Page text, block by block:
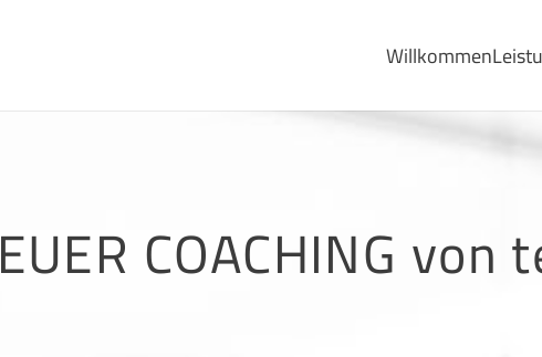
Willkommen
EUER COACHING